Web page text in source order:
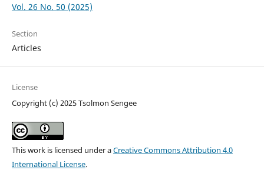
Vol. 26 No. 50 (2025)
Section
Articles
License
Copyright (c) 2025 Tsolmon Sengee
This work is licensed under aCreative Commons Attribution 4.0
International License.